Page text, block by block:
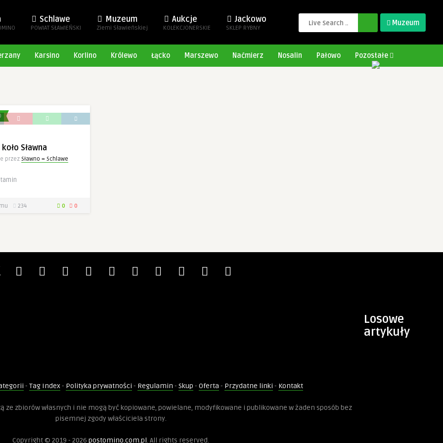
Schlawe
POWIAT SŁAWIEŃSKI
Muzeum
Ziemi Sławieńskiej
Aukcje
KOLEKCJONERSKIE
Jackowo
SKLEP RYBNY
Muzeum
Karsino Korlino Królewo Łącko Marszewo Naćmierz Nosalin Pałowo Pozostałe
Sławna
przez Sławno = Schlawe
234 0 0
Losowe
artykuły
- Tag Index- Polityka prywatności - Regulamin - Skup - Oferta - Przydatne linki - Kontakt
ze zbiorów własnych i nie mogą być kopiowane, powielane, modyfikowane i publikowane w żaden sposób bez
pisemnej zgody właściciela strony.
Copyright © 2019 - 2026 postomino.com.pl. All rights reserved.